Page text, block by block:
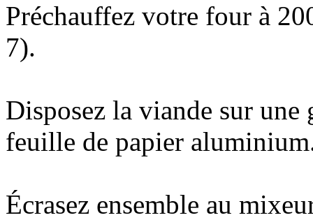
Préchauffez votre four à
7).
Disposez la viande sur une
feuille de papier
Écrasez ensemble au